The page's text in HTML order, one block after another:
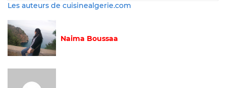
Les auteurs de cuisinealgerie.com
Naima Boussaa